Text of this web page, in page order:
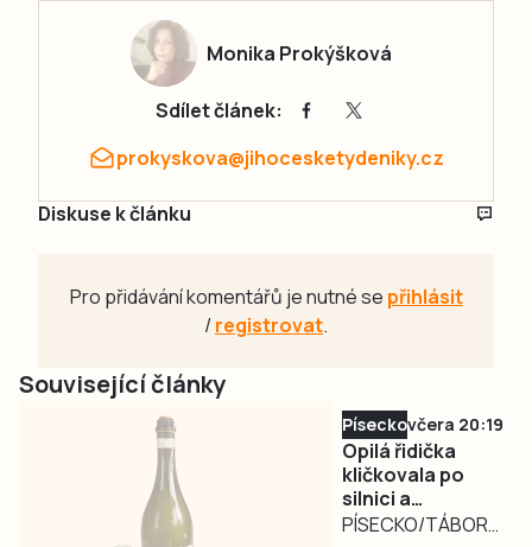
Monika Prokýšková
Sdílet článek:
prokyskova@jihocesketydeniky.cz
Diskuse k článku
Pro přidávání komentářů je nutné se přihlásit
/registrovat.
Související články
Píseckovčera 20:19
Opilá řidička
kličkovala po
silnici a
ohrožovala
PÍSECKO/TÁBORSKO